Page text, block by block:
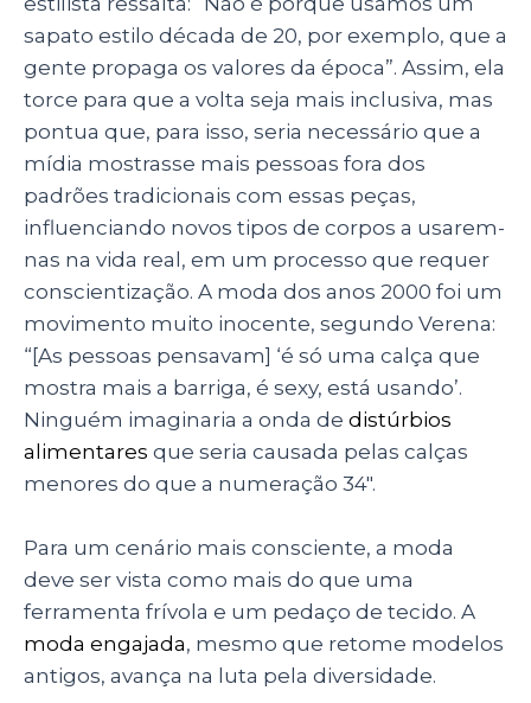
sapato estilo década de 20, por exemplo, que a
gente propaga os valores da época”. Assim, ela
torce para que a volta seja mais inclusiva, mas
pontua que, para isso, seria necessário que a
mídia mostrasse mais pessoas fora dos
padrões tradicionais com essas peças,
influenciando novos tipos de corpos a usarem-
nas na vida real, em um processo que requer
conscientização. A moda dos anos 2000 foi um
movimento muito inocente, segundo Verena:
“[As pessoas pensavam] ‘é só uma calça que
mostra mais a barriga, é sexy, está usando’.
Ninguém imaginaria a onda de distúrbios
alimentares que seria causada pelas calças
menores do que a numeração 34″.
Para um cenário mais consciente, a moda
deve ser vista como mais do que uma
ferramenta frívola e um pedaço de tecido. A
moda engajada, mesmo que retome modelos
antigos, avança na luta pela diversidade.